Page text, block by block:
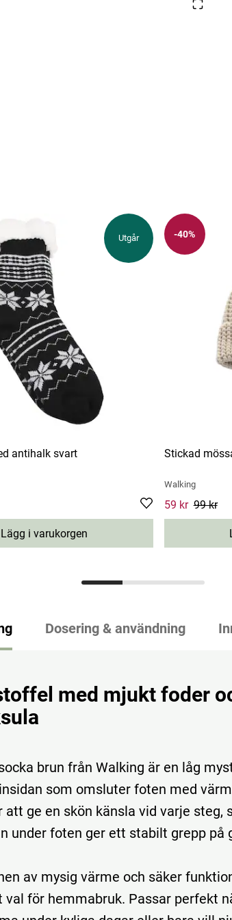
Utgår
antihalk svart
Lägg i varukorgen
-40%
Stickad
Walking
Current price
59 kr 99 kr
Dosering & användning
med mjukt foder
brun från Walking är en låg
som omsluter foten med
att ge en skön känsla vid varje steg,
under foten ger ett stabilt grepp på
av mysig värme och säker
för hemmabruk. Passar perfekt